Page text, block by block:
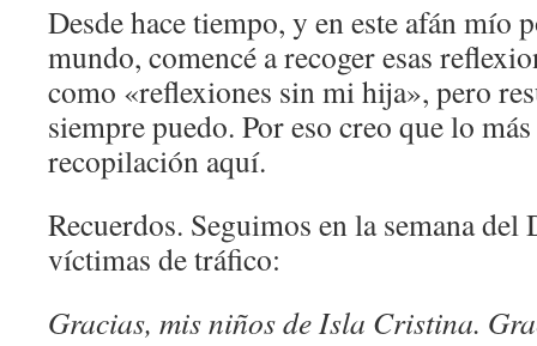
Desde hace tiempo, y en este afán mío
mundo, comencé a recoger esas
como «reflexiones sin mi hija», pero
siempre puedo. Por eso creo que lo
recopilación aquí.
Recuerdos. Seguimos en la semana
víctimas de tráfico:
Gracias, mis niños de Isla Cristina.